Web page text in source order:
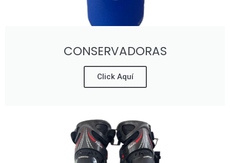
CONSERVADORAS
Click Aquí